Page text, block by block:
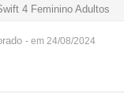
4 Feminino Adultos
- em 24/08/2024